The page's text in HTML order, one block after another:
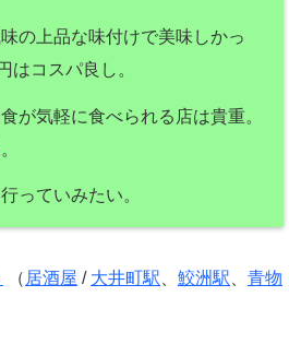
の上品な味付けで美味しかっ
はコスパ良し。
が気軽に食べられる店は貴重。
っていみたい。
（ 居酒屋 / 大井町駅、 鮫洲駅、 青物